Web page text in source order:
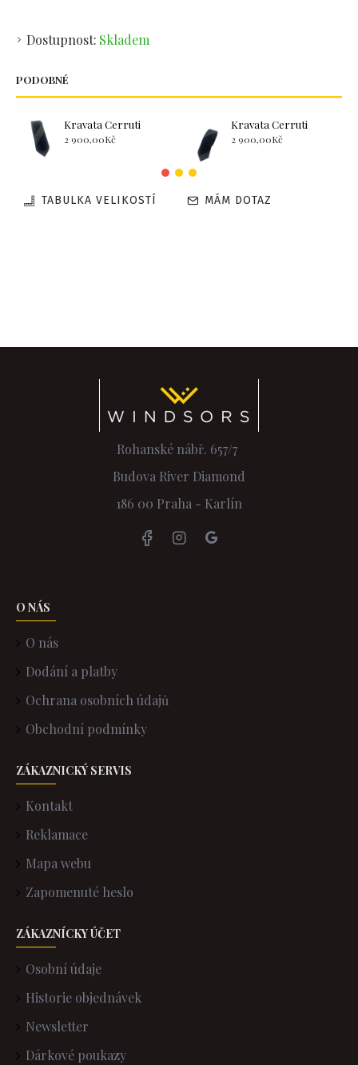
Dostupnost: Skladem
PODOBNÉ
Kravata Cerruti
2 900,00Kč
Kravata Cerruti
2 900,00Kč
TABULKA VELIKOSTÍ MÁM DOTAZ
Rohanské nábř. 657/7
Budova River Diamond
186 00 Praha - Karlín
O NÁS
O nás
Dodání a platby
Ochrana osobních údajů
Obchodní podmínky
ZÁKAZNICKÝ SERVIS
Kontakt
Reklamace
Mapa webu
Zapomenuté heslo
ZÁKAZNÍCKY ÚČET
Osobní údaje
Historie objednávek
Newsletter
Dárkové poukazy